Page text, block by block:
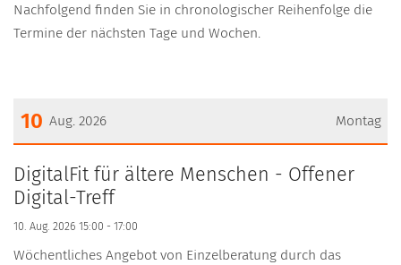
Nachfolgend finden Sie in chronologischer Reihenfolge die
Termine der nächsten Tage und Wochen.
Montag
10 Aug. 2026
Datum: 10. August 2026
DigitalFit für ältere Menschen - Offener
Digital-Treff
10. Aug. 2026 15:00 - 17:00
Wöchentliches Angebot von Einzelberatung durch das